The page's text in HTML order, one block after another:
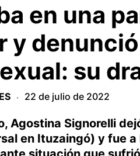
en una
y
su
· 22 de julio de 2022
Agostina Signorelli
en Ituzaingó) y fue